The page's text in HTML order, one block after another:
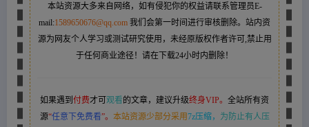
本站资源大多来自网络，如有侵犯你的权益请联系管理员E-
mail:1589650676@qq.com 我们会第一时间进行审核删除。站内资
源为网友个人学习或测试研究使用，未经原版权作者许可,禁止用
于任何商业途径！请在下载24小时内删除！
如果遇到 付费才可 观看 的文章，建议升级终身VIP。 全站所有资
源“任意下免费看”。 本站资源少部分采用7z压缩，
为防止有人压